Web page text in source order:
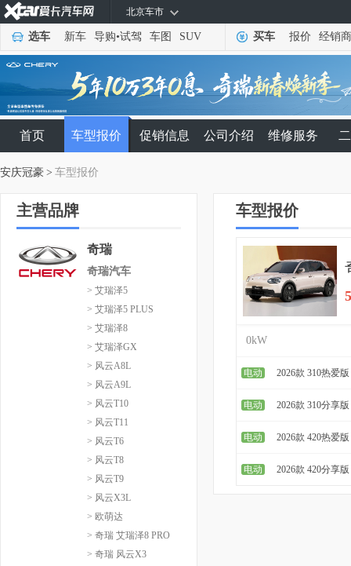
北京车市
选车 新车 导购•试驾 车图 SUV 买车 报价 经销商
首页 车型报价 促销信息 公司介绍 维修服务
安庆冠豪 > 车型报价
主营品牌
奇瑞
奇瑞汽车
> 艾瑞泽5
> 艾瑞泽5 PLUS
> 艾瑞泽8
> 艾瑞泽GX
> 风云A8L
> 风云A9L
> 风云T10
> 风云T11
> 风云T6
> 风云T8
> 风云T9
> 风云X3L
> 欧萌达
> 奇瑞 艾瑞泽8 PRO
> 奇瑞 风云X3
车型报价
0kW
电动 2026款 310热爱版
电动 2026款 310分享版
电动 2026款 420热爱版
电动 2026款 420分享版